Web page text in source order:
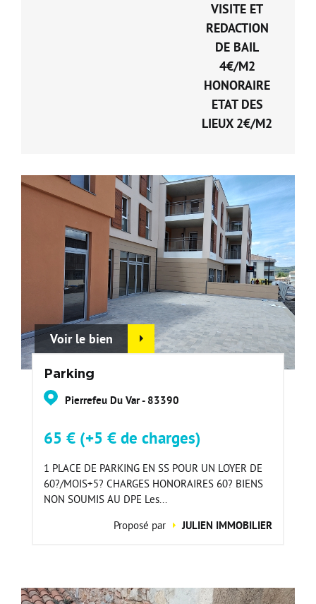
VISITE ET
REDACTION
DE BAIL
4€/M2
HONORAIRE
ETAT DES
LIEUX 2€/M2
Voir le bien
Parking
Pierrefeu Du Var - 83390
65 € (+5 € de charges)
1 PLACE DE PARKING EN SS POUR UN LOYER DE
60?/MOIS+5? CHARGES HONORAIRES 60? BIENS
NON SOUMIS AU DPE Les...
Proposé par
JULIEN IMMOBILIER